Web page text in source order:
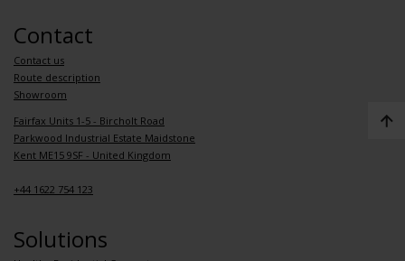
Contact
Contact us
Route description
Showroom
Fairfax Units 1-5 - Bircholt Road
Parkwood Industrial Estate Maidstone
Kent ME15 9SF - United Kingdom
+44 1622 754 123
Solutions